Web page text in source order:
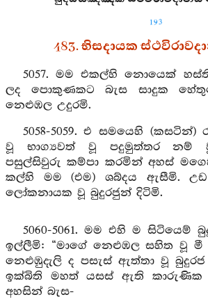
193
483. භිසදායක
5057. මම එකල්හි නොයෙක්
ලද පොකුණකට බැස සාදුක
නෙළුඹල උදුරමි.
5058-5059. එ සමයෙහි (කසටින්)
වූ භාග්‍යවත් වූ පදුමුත්තර නම්
පසුල්සිවුරු කම්පා කරමින් අහස්
කල්හි මම (එම) ශබ්දය ඇසීමි.
ලෝකනායක වූ බුදුරජුන් දිටිමි.
5060-5061. මම එහි ම සිටියෙම්
ඉල්ලීමි: “මාගේ නෙළුඹල සහිත වූ මී
නෙළුඹුදැලි ද පසැස් ඇත්තා වූ
ඉක්බිති මහත් යසස් ඇති කාරුණික
අහසින් බැස-